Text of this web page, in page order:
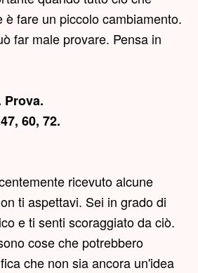
è fare un piccolo cambiamento.
far male provare. Pensa in
Prova.
60, 72.
ricevuto alcune
ti aspettavi. Sei in grado di
e ti senti scoraggiato da ciò.
cose che potrebbero
che non sia ancora un'idea